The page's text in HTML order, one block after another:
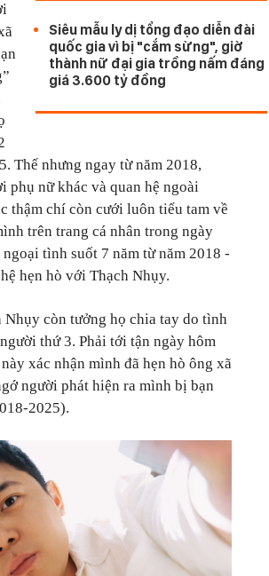
Siêu mẫu ly dị tổng đạo diễn đài
quốc gia vì bị "cắm sừng", giờ
thành nữ đại gia trồng nấm đáng
giá 3.600 tỷ đồng
Thế nhưng ngay từ năm 2018,
phụ nữ khác và quan hệ ngoài
thậm chí còn cưới luôn tiểu tam về
trên trang cá nhân trong ngày
tình suốt 7 năm từ năm 2018 -
hẹn hò với Thạch Nhụy.
còn tưởng họ chia tay do tình
thứ 3. Phải tới tận ngày hôm
xác nhận mình đã hẹn hò ông xã
người phát hiện ra mình bị bạn
2025).